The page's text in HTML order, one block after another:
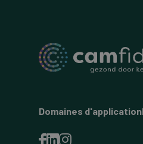
Domaines d'application